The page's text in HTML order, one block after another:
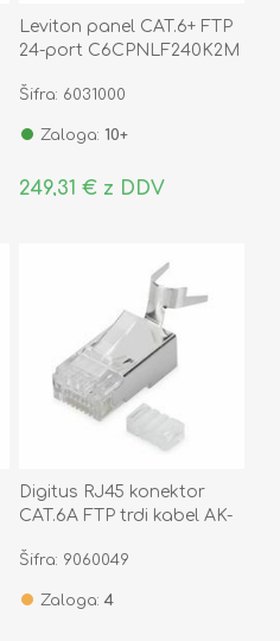
Leviton panel CAT.6+ FTP
24-port C6CPNLF240K2M
Šifra: 6031000
Zaloga: 10+
249,31 € z DDV
Digitus RJ45 konektor
CAT.6A FTP trdi kabel AK-
Šifra: 9060049
Zaloga: 4